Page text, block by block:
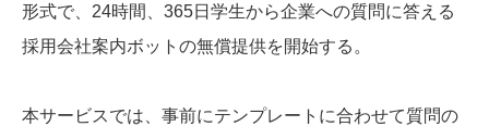
形式で、24時間、365日学生から企業への質問に答える
採用会社案内ボットの無償提供を開始する。
本サービスでは、事前にテンプレートに合わせて質問の